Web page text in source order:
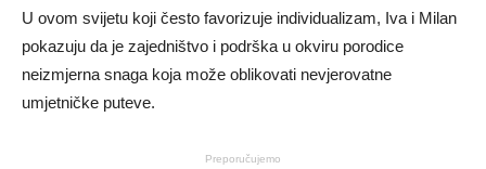
U ovom svijetu koji često favorizuje individualizam, Iva i Milan
pokazuju da je zajedništvo i podrška u okviru porodice
neizmjerna snaga koja može oblikovati nevjerovatne
umjetničke puteve.
Preporučujemo